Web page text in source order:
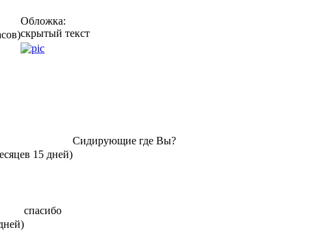
Обложка:
скрытый текст
15 дней)
Сидирующие где Вы?
спасибо